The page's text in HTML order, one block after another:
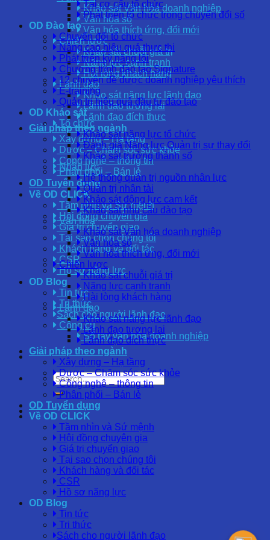
Khảo sát Văn hóa doanh nghiệp
Văn hóa số
Văn hóa thích ứng, đổi mới
Chiến lược
Khảo sát chuỗi giá trị
Năng lực cạnh tranh
Hài lòng khách hàng
Lãnh đạo
Khảo sát năng lực lãnh đạo
Lãnh đạo tương lai
Lãnh đạo đích thực
Giải pháp theo ngành
Xây dựng – Hạ tầng
Dược – Chăm sóc sức khỏe
Công nghệ – thông tin
Phân phối – Bán lẻ
OD Tuyển dụng
Về OD CLICK
Tầm nhìn và Sứ mệnh
Hội đồng chuyên gia
Giá trị chuyển giao
Tại sao chọn chúng tôi
Khách hàng và đối tác
CSR
Hồ sơ năng lực
OD Blog
Tin tức
Tri thức
Sách cho người lãnh đạo
Công cụ
Sổ tay văn hóa doanh nghiệp
Tái cơ cấu tổ chức
Phát triển tổ chức trong chuyển đổi số
OD Đào tạo
Chuyển đổi tổ chức
Nâng cao hiệu quả thực thi
Phát triển kỹ năng lõi
Chương trình đào tạo Signature
12 chuyên đề được doanh nghiệp yêu thích
E-training
Quản trị hiệu quả đầu tư đào tạo
OD Khảo sát
Tổ chức
Khảo sát năng lực tổ chức
Đánh giá Năng lực Quản trị sự thay đổi
Khảo sát trưởng thành số
Nhân lực
Hệ thống quản trị nguồn nhân lực
Quản trị nhân tài
Khảo sát động lực cam kết
Khảo sát nhu cầu đào tạo
Văn hóa
Khảo sát Văn hóa doanh nghiệp
Văn hóa số
Văn hóa thích ứng, đổi mới
Chiến lược
Khảo sát chuỗi giá trị
Năng lực cạnh tranh
Hài lòng khách hàng
Lãnh đạo
Khảo sát năng lực lãnh đạo
Lãnh đạo tương lai
Lãnh đạo đích thực
Giải pháp theo ngành
Xây dựng – Hạ tầng
Dược – Chăm sóc sức khỏe
Công nghệ – thông tin
Phân phối – Bán lẻ
OD Tuyển dụng
Về OD CLICK
Tầm nhìn và Sứ mệnh
Hội đồng chuyên gia
Giá trị chuyển giao
Tại sao chọn chúng tôi
Khách hàng và đối tác
CSR
Hồ sơ năng lực
OD Blog
Tin tức
Tri thức
Sách cho người lãnh đạo